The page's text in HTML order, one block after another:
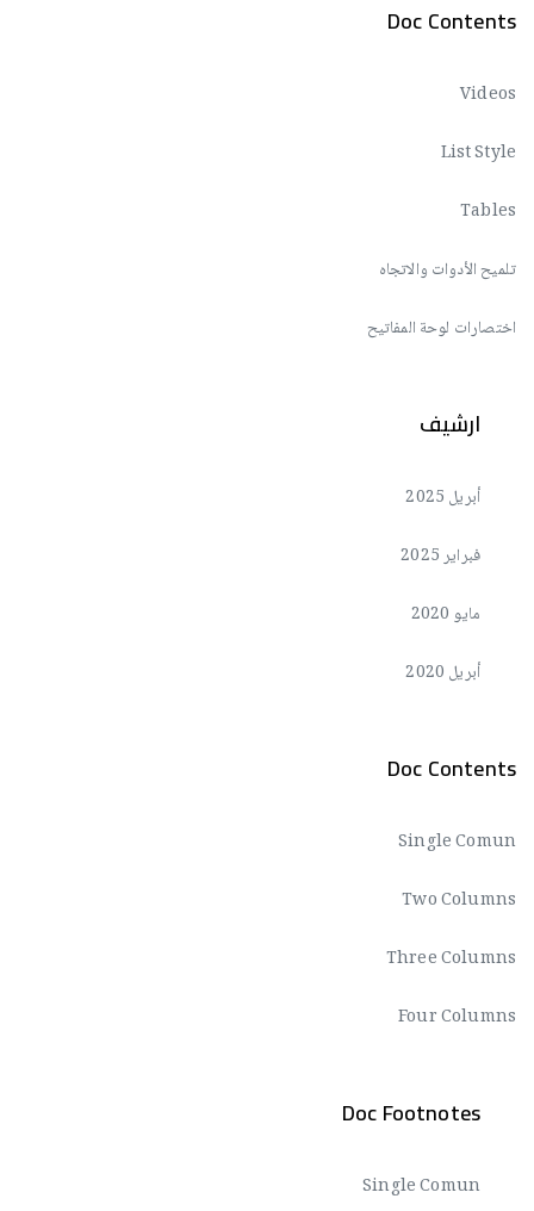
Doc Contents
Videos
List Style
Tables
تلميح الأدوات والاتجاه
اختصارات لوحة المفاتيح
ارشيف
أبريل 2025
فبراير 2025
مايو 2020
أبريل 2020
Doc Contents
Single Comun
Two Columns
Three Columns
Four Columns
Doc Footnotes
Single Comun